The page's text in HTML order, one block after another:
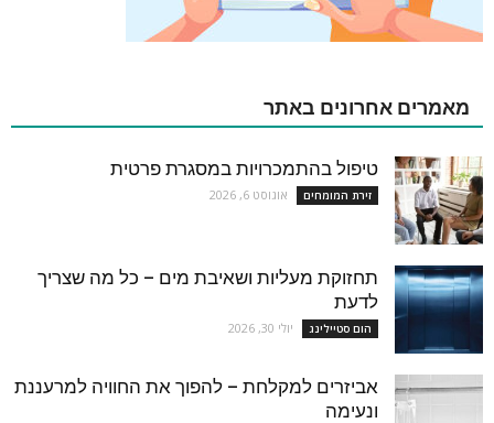
מאמרים אחרונים באתר
טיפול בהתמכרויות במסגרת פרטית
זירת המומחים אוגוסט 6, 2026
תחזוקת מעליות ושאיבת מים – כל מה שצריך
לדעת
הום סטיילינג יולי 30, 2026
אביזרים למקלחת – להפוך את החוויה למרעננת
ונעימה